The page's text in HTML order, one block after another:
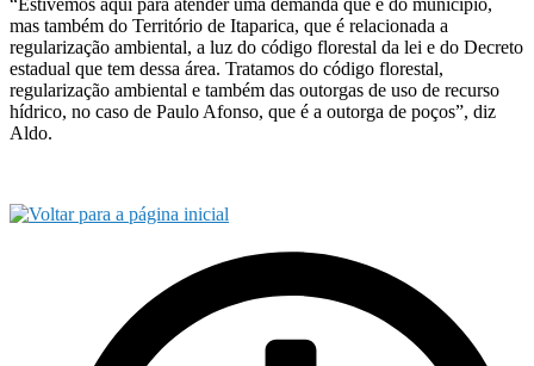
“Estivemos aqui para atender uma demanda que é do município,
mas também do Território de Itaparica, que é relacionada a
regularização ambiental, a luz do código florestal da lei e do Decreto
estadual que tem dessa área. Tratamos do código florestal,
regularização ambiental e também das outorgas de uso de recurso
hídrico, no caso de Paulo Afonso, que é a outorga de poços”, diz
Aldo.